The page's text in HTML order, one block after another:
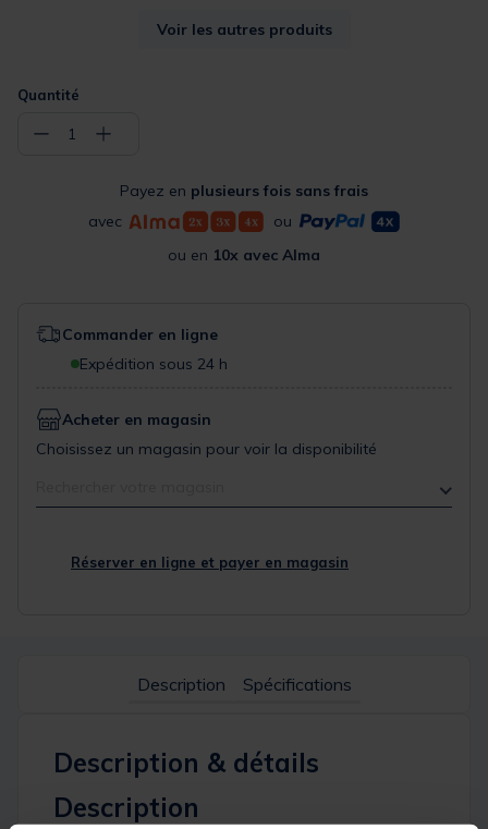
Voir les autres produits
Quantité
− 1 +
Payez en plusieurs fois sans frais
avec
ou
ou en 10x avec Alma
Commander en ligne
Expédition sous 24 h
Acheter en magasin
Choisissez un magasin pour voir la disponibilité
Réserver en ligne et payer en magasin
Description Spécifications
Description & détails
Description